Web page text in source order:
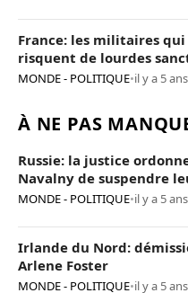
France: les militaires
risquent de lourdes
MONDE - POLITIQUE•il y a 5 ans
À NE PAS
Russie: la justice
Navalny de suspendre
MONDE - POLITIQUE•il y a 5 ans
Irlande du Nord:
Arlene Foster
MONDE - POLITIQUE•il y a 5 ans